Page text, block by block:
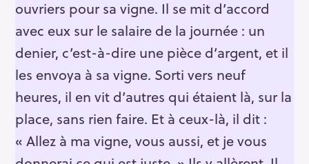
ouvriers pour sa vigne. Il se mit d’accord
avec eux sur le salaire de la journée : un
denier, c’est-à-dire une pièce d’argent, et il
les envoya à sa vigne. Sorti vers neuf
heures, il en vit d’autres qui étaient là, sur la
place, sans rien faire. Et à ceux-là, il dit :
« Allez à ma vigne, vous aussi, et je vous